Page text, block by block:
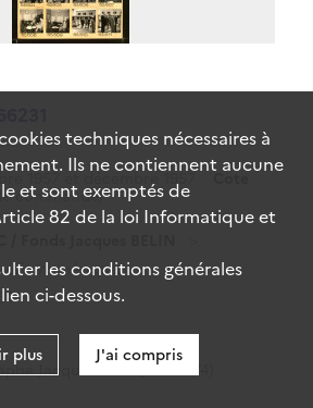
1957 et décembre 1957
Cote
commande)
Fonds Jacques BELIN
numérique.
Jacques Belin (1910-1974)
techniques nécessaires à
Ils ne contiennent aucune
et sont exemptés de
82 de la loi Informatique et
les conditions générales
ci-dessous.
plus J'ai compris